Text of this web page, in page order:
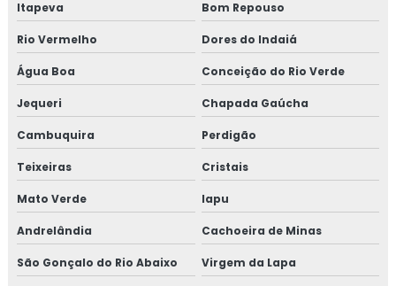
Itapeva Bom Repouso
Rio Vermelho Dores do Indaiá
Água Boa Conceição do Rio Verde
Jequeri Chapada Gaúcha
Cambuquira Perdigão
Teixeiras Cristais
Mato Verde Iapu
Andrelândia Cachoeira de Minas
São Gonçalo do Rio Abaixo Virgem da Lapa